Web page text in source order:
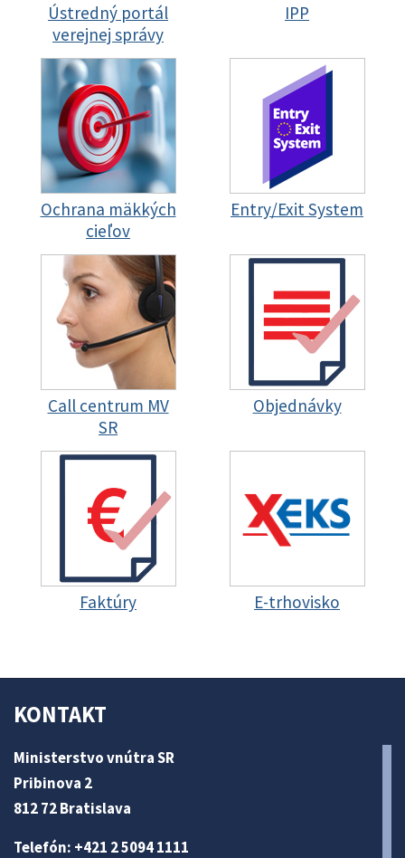
Ústredný portál
verejnej správy
IPP
Ochrana mäkkých
cieľov
Entry/Exit System
Call centrum MV
SR
Objednávky
Faktúry E-trhovisko
KONTAKT
Ministerstvo vnútra SR
Pribinova 2
812 72 Bratislava
Telefón: +421 2 5094 1111